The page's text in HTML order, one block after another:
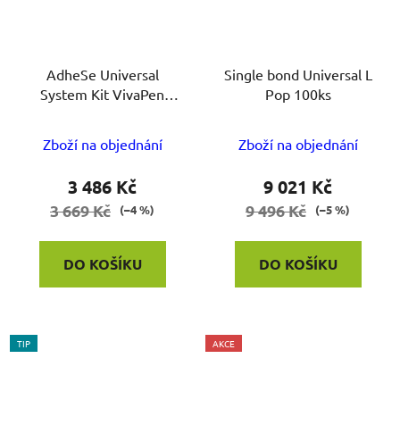
AdheSe Universal
System Kit VivaPen
Zboží na objednání
3 486 Kč
3 669 Kč (–4 %)
DO KOŠÍKU
Single bond Universal L
Pop 100ks
Zboží na objednání
9 021 Kč
9 496 Kč (–5 %)
DO KOŠÍKU
TIP AKCE